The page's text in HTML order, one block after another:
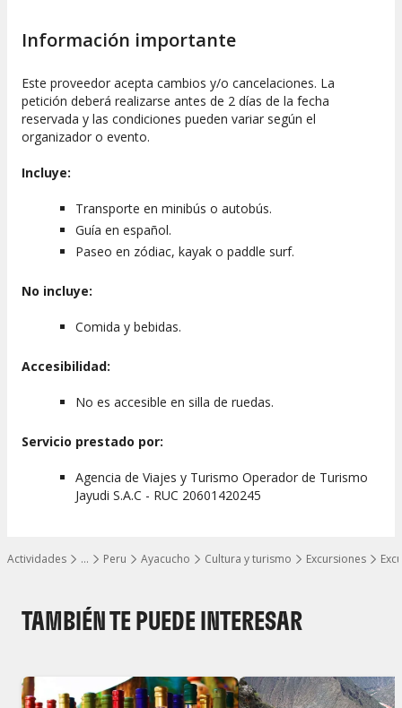
…
Mostrar todos los niveles
Actividades Peru Ayacucho Cultura y turismo Excursiones
Información importante
Este proveedor acepta cambios y/o cancelaciones. La
petición deberá realizarse antes de 2 días de la fecha
reservada y las condiciones pueden variar según el
organizador o evento.
Incluye:
Transporte en minibús o autobús.
Guía en español.
Paseo en zódiac, kayak o paddle surf.
No incluye:
Comida y bebidas.
Accesibilidad:
No es accesible en silla de ruedas.
Servicio prestado por:
Agencia de Viajes y Turismo Operador de Turismo
Jayudi S.A.C - RUC 20601420245
TAMBIÉN TE PUEDE INTERESAR